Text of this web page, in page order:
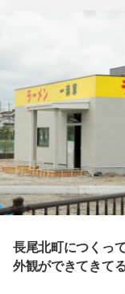
長尾北町につくっ
外観ができてきて